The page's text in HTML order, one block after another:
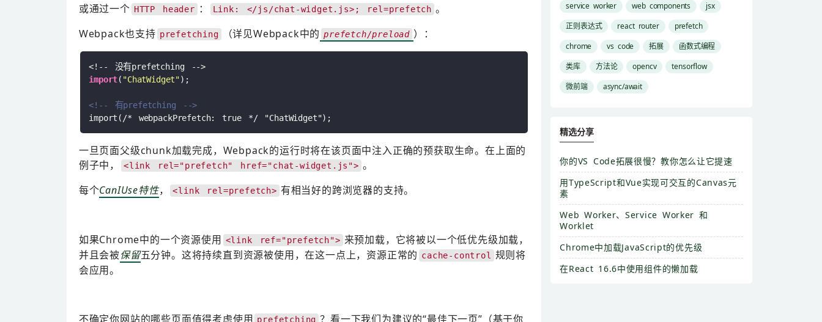
或通过一个 HTTP header ： Link: </js/chat-widget.js>; rel=prefetch 。
Webpack也支持 prefetching （详见Webpack中的 prefetch/preload ）：
import( "ChatWidget");
<!-- 有prefetching -->
一旦页面父级chunk加载完成，Webpack的运行时将在该页面中注入正确的预获取生命。在上面的
例子中，
<link rel="prefetch" href="chat-widget.js"> 。
每个CanIUse特性， <link rel=prefetch> 有相当好的跨浏览器的支持。
如果Chrome中的一个资源使用 <link ref="prefetch"> 来预加载，它将被以一个低优先级加载，
并且会被保留五分钟。这将持续直到资源被使用，在这一点上，资源正常的 cache-control
规则将
会应用。
不确定你网站的哪些页面值得考虑使用 prefetching ？看一下我们为建议的“最佳下一页”（基于你
service worker
web components
jsx
正则表达式
react router
prefetch
chrome
vs code 拓展
函数式编程
类库
方法论 opencv
tensorflow
微前端
async/await
精选分享
你的VS Code拓展很慢？教你怎么让它提速
用TypeScript和Vue实现可交互的Canvas元
素
Web Worker、Service Worker 和
Worklet
Chrome中加载JavaScript的优先级
在React 16.6中使用组件的懒加载